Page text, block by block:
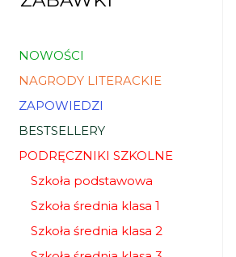
NOWOŚCI
NAGRODY LITERACKIE
ZAPOWIEDZI
BESTSELLERY
PODRĘCZNIKI SZKOLNE
Szkoła podstawowa
Szkoła średnia klasa 1
Szkoła średnia klasa 2